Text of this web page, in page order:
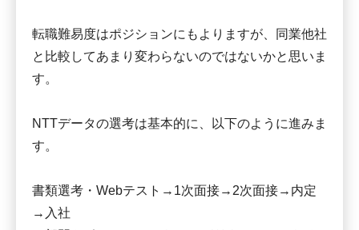
転職難易度はポジションにもよりますが、同業他社
と比較してあまり変わらないのではないかと思いま
す。
NTTデータの選考は基本的に、以下のように進みま
す。
書類選考・Webテスト→1次面接→2次面接→内定
→入社